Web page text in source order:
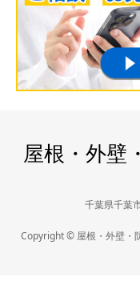
屋根・外壁
千葉県千葉
Copyright © 屋根・外壁・